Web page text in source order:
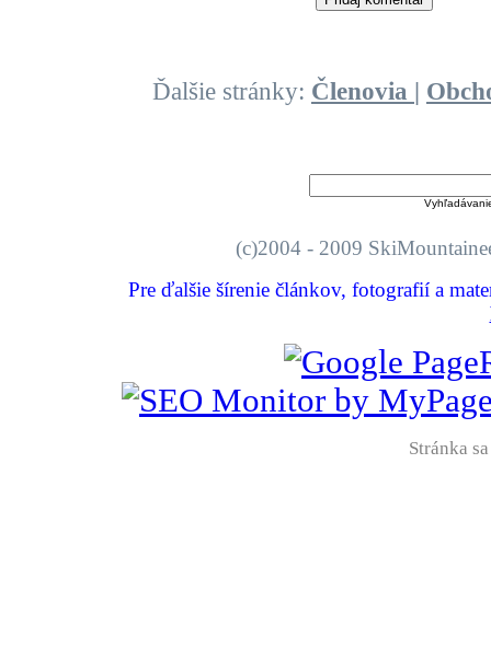
Ďalšie stránky: Členovia |
(c)2004 - 2009
Pre ďalšie šírenie článkov, fotografií a
Stránka